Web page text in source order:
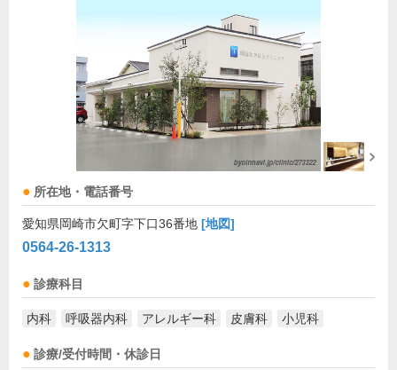
所在地・電話番号
愛知県岡崎市欠町字下口36番地 [地図]
0564-26-1313
診療科目
内科 呼吸器内科 アレルギー科 皮膚科 小児科
診療/受付時間・休診日